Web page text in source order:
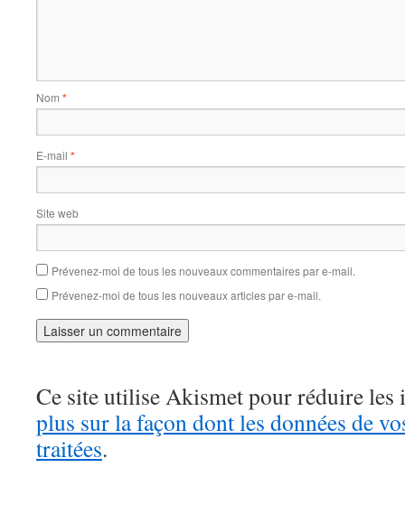
Nom *
E-mail *
Site web
Prévenez-moi de tous les nouveaux commentaires par e-mail.
Prévenez-moi de tous les nouveaux articles par e-mail.
Ce site utilise Akismet pour réduire les
plus sur la façon dont les données de
traitées.